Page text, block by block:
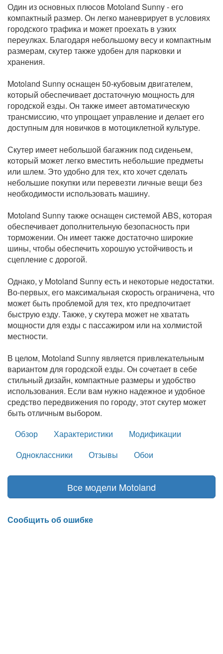
Один из основных плюсов Motoland Sunny - его
компактный размер. Он легко маневрирует в условиях
городского трафика и может проехать в узких
переулках. Благодаря небольшому весу и компактным
размерам, скутер также удобен для парковки и
хранения.
Motoland Sunny оснащен 50-кубовым двигателем,
который обеспечивает достаточную мощность для
городской езды. Он также имеет автоматическую
трансмиссию, что упрощает управление и делает его
доступным для новичков в мотоциклетной культуре.
Скутер имеет небольшой багажник под сиденьем,
который может легко вместить небольшие предметы
или шлем. Это удобно для тех, кто хочет сделать
небольшие покупки или перевезти личные вещи без
необходимости использовать машину.
Motoland Sunny также оснащен системой ABS, которая
обеспечивает дополнительную безопасность при
торможении. Он имеет также достаточно широкие
шины, чтобы обеспечить хорошую устойчивость и
сцепление с дорогой.
Однако, у Motoland Sunny есть и некоторые недостатки.
Во-первых, его максимальная скорость ограничена, что
может быть проблемой для тех, кто предпочитает
быструю езду. Также, у скутера может не хватать
мощности для езды с пассажиром или на холмистой
местности.
В целом, Motoland Sunny является привлекательным
вариантом для городской езды. Он сочетает в себе
стильный дизайн, компактные размеры и удобство
использования. Если вам нужно надежное и удобное
средство передвижения по городу, этот скутер может
быть отличным выбором.
Обзор
Характеристики
Модификации
Одноклассники
Отзывы Обои
Все модели Motoland
Сообщить об ошибке